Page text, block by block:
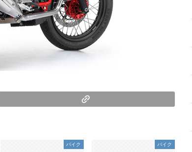
バイク バイク